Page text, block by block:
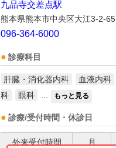
九品寺交差点駅
熊本県熊本市中央区大江3-2-65
096-364-6000
診療科目
肝臓・消化器内科 血液内科
科
眼科 もっと見る
診療/受付時間・休診日
外来受付時間 月